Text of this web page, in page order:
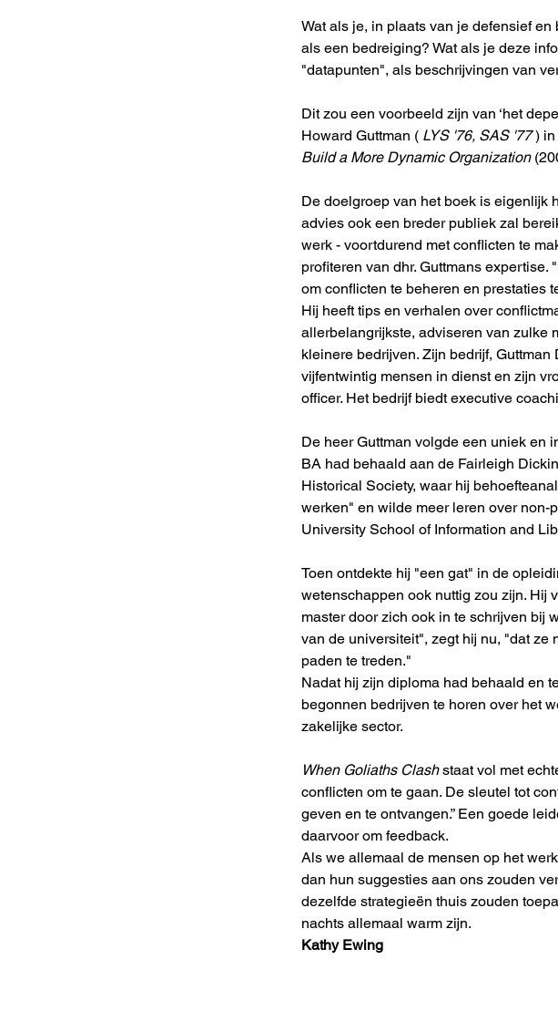
Wat als je, in plaats van je defensief
als een bedreiging? Wat als je deze
"datapunten", als beschrijvingen van
Dit zou een voorbeeld zijn van ‘het
Howard Guttman ( LYS '76, SAS '77 ) in
Build a More Dynamic Organization
De doelgroep van het boek is eigenlijk
advies ook een breder publiek zal
werk - voortdurend met conflicten te
profiteren van dhr. Guttmans
om conflicten te beheren en prestaties
Hij heeft tips en verhalen over
allerbelangrijkste, adviseren van zulke
kleinere bedrijven. Zijn bedrijf,
vijfentwintig mensen in dienst en zijn
officer. Het bedrijf biedt executive
De heer Guttman volgde een uniek en
BA had behaald aan de Fairleigh
Historical Society, waar hij
werken" en wilde meer leren over non-
University School of Information and
Toen ontdekte hij "een gat" in de
wetenschappen ook nuttig zou zijn. Hij
master door zich ook in te schrijven bij
van de universiteit", zegt hij nu, "dat
paden te treden."
Nadat hij zijn diploma had behaald en
begonnen bedrijven te horen over het
zakelijke sector.
When Goliaths Clash staat vol met
conflicten om te gaan. De sleutel tot
geven en te ontvangen.” Een goede
daarvoor om feedback.
Als we allemaal de mensen op het
dan hun suggesties aan ons zouden
dezelfde strategieën thuis zouden
nachts allemaal warm zijn.
Kathy Ewing